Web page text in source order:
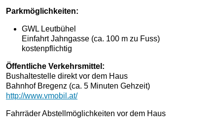
Parkmöglichkeiten:
GWL Leutbühel
Einfahrt Jahngasse (ca. 100 m zu Fuss)
kostenpflichtig
Öffentliche Verkehrsmittel:
Bushaltestelle direkt vor dem Haus
Bahnhof Bregenz (ca. 5 Minuten Gehzeit)
http://www.vmobil.at/
Fahrräder Abstellmöglichkeiten vor dem Haus